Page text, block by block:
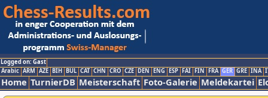
Logged on: Gast
Arabic ARM AZE BIH BUL CAT CHN CRO CZE DEN ENG ESP FAI FIN FRA GER GRE INA
Home TurnierDB Meisterschaft Foto-Galerie Meldekartei